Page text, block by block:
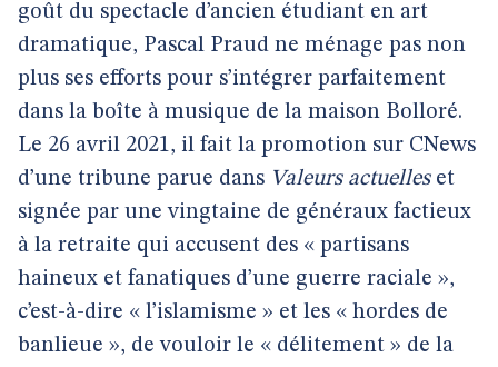
goût du spectacle d’ancien étudiant en art
dramatique, Pascal Praud ne ménage pas non
plus ses efforts pour s’intégrer parfaitement
dans la boîte à musique de la maison Bolloré.
Le 26 avril 2021, il fait la promotion sur CNews
d’une tribune parue dans Valeurs actuelleset
signée par une vingtaine de généraux factieux
à la retraite qui accusent des « partisans
haineux et fanatiques d’une guerre raciale »,
c’est-à-dire « l’islamisme » et les « hordes de
banlieue », de vouloir le « délitement » de la